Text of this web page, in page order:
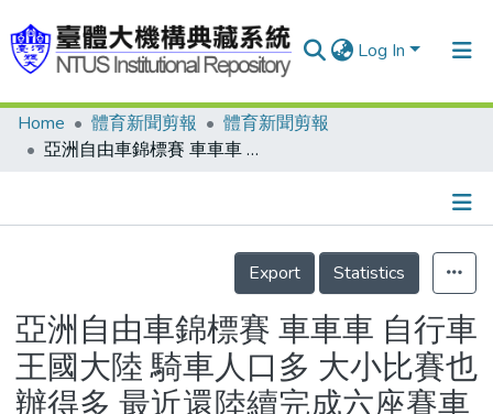
Log In
Communities & Collections
Statistics
Home 體育新聞剪報
體育新聞剪報
亞洲自由車錦標賽 車車車 自行車王國大陸 騎車人口多 大小比賽也辦得多 最近還陸續完成六座賽車場 當然最希望還是多拿些獎牌
Details
Export
Statistics
亞洲自由車錦標賽 車車車 自行車
王國大陸 騎車人口多 大小比賽也
辦得多 最近還陸續完成六座賽車